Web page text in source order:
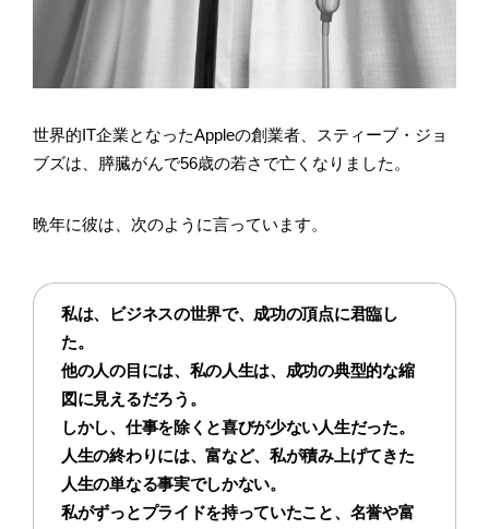
世界的IT企業となったAppleの創業者、スティーブ・ジョ
ブズは、膵臓がんで56歳の若さで亡くなりました。
晩年に彼は、次のように言っています。
私は、ビジネスの世界で、成功の頂点に君臨し
た。
他の人の目には、私の人生は、成功の典型的な縮
図に見えるだろう。
しかし、仕事を除くと喜びが少ない人生だった。
人生の終わりには、富など、私が積み上げてきた
人生の単なる事実でしかない。
私がずっとプライドを持っていたこと、名誉や富